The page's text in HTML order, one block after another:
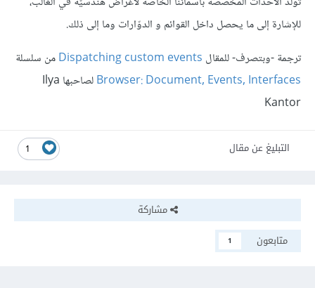
للإشارة إلى ما يحصل داخل القوائم و الدوّارات وما إلى ذلك.
ترجمة -وبتصرف- للمقال Dispatching custom eventsمن سلسلة
Browser: Document, Events, Interfaces
لصاحبها Ilya
Kantor
1 التبليغ عن مقال
مشاركة
متابعون
1